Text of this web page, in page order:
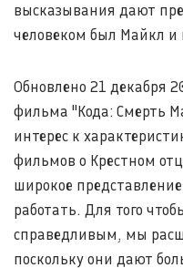
высказывания дают
человеком был Майкл и
Обновлено 21 декабря
фильма "Кода: Смерть
интерес к
фильмов о Крестном
широкое представление
работать. Для того
справедливым, мы
поскольку они дают